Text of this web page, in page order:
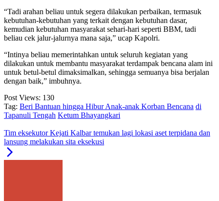
“Tadi arahan beliau untuk segera dilakukan perbaikan, termasuk
kebutuhan-kebutuhan yang terkait dengan kebutuhan dasar,
kemudian kebutuhan masyarakat sehari-hari seperti BBM, tadi
beliau cek jalur-jalurnya mana saja,” ucap Kapolri.
“Intinya beliau memerintahkan untuk seluruh kegiatan yang
dilakukan untuk membantu masyarakat terdampak bencana alam ini
untuk betul-betul dimaksimalkan, sehingga semuanya bisa berjalan
dengan baik,” imbuhnya.
Post Views: 130
Tag: Beri Bantuan hingga Hibur Anak-anak Korban Bencana di
Tapanuli Tengah Ketum Bhayangkari
Tim eksekutor Kejati Kalbar temukan lagi lokasi aset terpidana dan
lansung melakukan sita eksekusi